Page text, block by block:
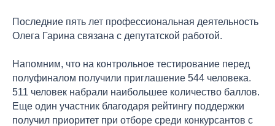
Последние пять лет профессиональная деятельность
Олега Гарина связана с депутатской работой.
Напомним, что на контрольное тестирование перед
полуфиналом получили приглашение 544 человека.
511 человек набрали наибольшее количество баллов.
Еще один участник благодаря рейтингу поддержки
получил приоритет при отборе среди конкурсантов с